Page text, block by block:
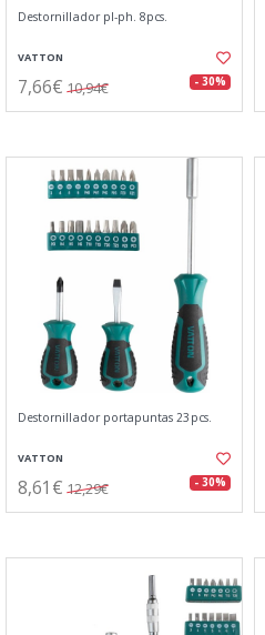
Destornillador pl-ph. 8pcs.
VATTON
7,66€ 10,94€ - 30%
Destornillador portapuntas 23pcs.
VATTON
8,61€ 12,29€ - 30%